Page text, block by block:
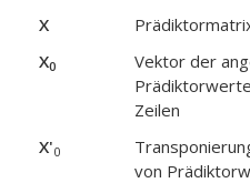
X
X0
Vektor der
Zeilen
X'0
von